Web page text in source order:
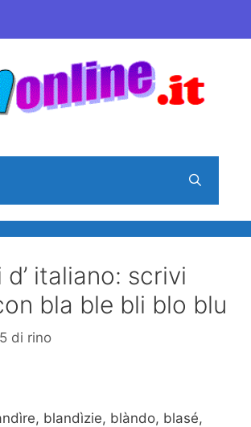
italiano: scrivi
bla ble bli blo blu
di rino
blandìzie, blàndo, blasé,